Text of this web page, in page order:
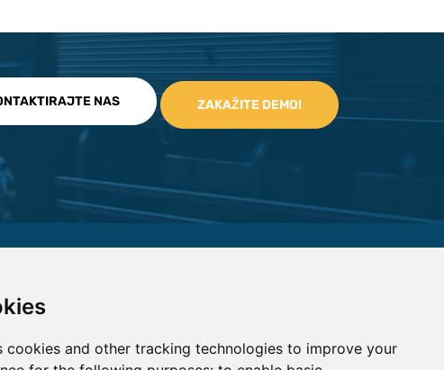
cookies and other tracking technologies to improve your
NAS